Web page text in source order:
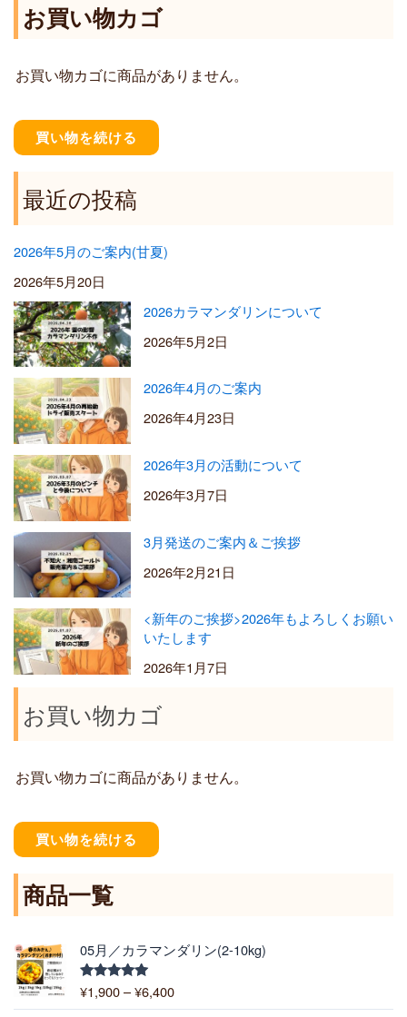
0
お買い物カゴ
お買い物カゴに商品がありません。
買い物を続ける
最近の投稿
2026年5月のご案内(甘夏)
2026年5月20日
2026カラマンダリンについて
2026年5月2日
2026年4月のご案内
2026年4月23日
2026年3月の活動について
2026年3月7日
3月発送のご案内＆ご挨拶
2026年2月21日
<新年のご挨拶>2026年もよろしくお願い
いたします
2026年1月7日
お買い物カゴ
お買い物カゴに商品がありません。
買い物を続ける
商品一覧
05月／カラマンダリン(2-10kg)
5段階中
5.00
¥1,900 –¥6,400
価
格
: